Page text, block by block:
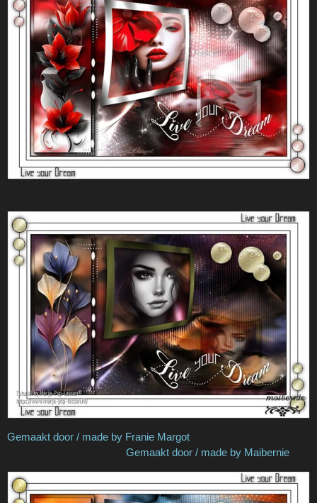
Gemaakt door / made by Franie Margot
Gemaakt door / made by Maibernie